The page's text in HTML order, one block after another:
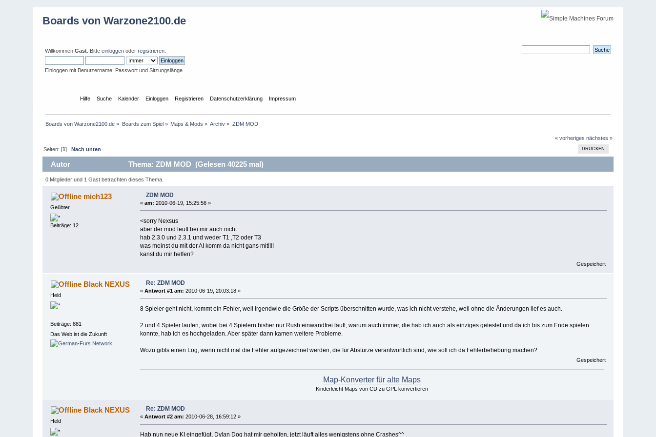
Boards von Warzone2100.de
WillkommenGast . Bitteeinloggen oderregistrieren
Einloggen mit Benutzername, Passwort und Sitzungslänge
Hilfe Suche Kalender Einloggen Registrieren Datenschutzerklärung Impressum
Boards von Warzone2100.de » Boards zum Spiel» Maps & Mods » Archiv » ZDM MOD
« vorheriges nächstes »
DRUCKEN
Seiten: [1]Nach unten
Autor Thema: ZDM MOD (Gelesen 40225 mal)
0 Mitglieder und 1 Gast betrachten dieses Thema.
mich123
Geübter
Beiträge: 12
ZDM MOD
« am: 2010-06-19, 15:25:56 »
<sorry Nexsus
aber der mod leuft bei mir auch nicht
hab 2.3.0 und 2.3.1 und weder T1 ,T2 oder T3
was meinst du mit der AI komm da nicht gans mit!!!!
kanst du mir helfen?
Gespeichert
Black NEXUS
Held
Beiträge: 881
Das Web ist die Zukunft
Re: ZDM MOD
« Antwort #1 am: 2010-06-19, 20:03:18 »
8 Spieler geht nicht, kommt ein Fehler, weil irgendwie die Größe der Scripts überschnitten wurde, was ich nicht verstehe, weil ohne die Änderungen lief es auch.
2 und 4 Spieler laufen, wobei bei 4 Spielern bisher nur Rush einwandfrei läuft, warum auch immer, die hab ich auch als einziges getestet und da ich bis zum Ende spielen
konnte, hab ich es hochgeladen. Aber später dann kamen weitere Probleme.
Wozu gibts einen Log, wenn nicht mal die Fehler aufgezeichnet werden, die für Abstürze verantwortlich sind, wie soll ich da Fehlerbehebung machen?
Gespeichert
Map-Konverter für alte Maps
Kinderleicht Maps von CD zu GPL konvertieren
Black NEXUS
Held
Re: ZDM MOD
« Antwort #2 am: 2010-06-28, 16:59:12 »
Hab nun neue KI eingefügt, Dylan Dog hat mir geholfen, jetzt läuft alles wenigstens ohne Crashes^^